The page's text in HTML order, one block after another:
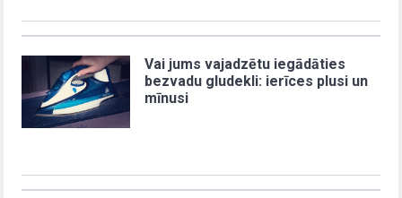
Vai jums vajadzētu iegādāties
bezvadu gludekli: ierīces plusi un
mīnusi